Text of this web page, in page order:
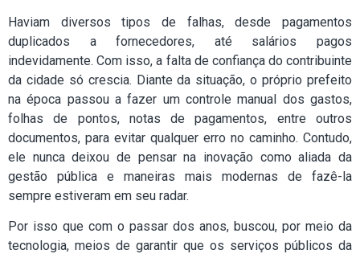
Haviam diversos tipos de falhas, desde pagamentos
duplicados a fornecedores, até salários pagos
indevidamente. Com isso, a falta de confiança do contribuinte
da cidade só crescia. Diante da situação, o próprio prefeito
na época passou a fazer um controle manual dos gastos,
folhas de pontos, notas de pagamentos, entre outros
documentos, para evitar qualquer erro no caminho. Contudo,
ele nunca deixou de pensar na inovação como aliada da
gestão pública e maneiras mais modernas de fazê-la
sempre estiveram em seu radar.
Por isso que com o passar dos anos, buscou, por meio da
tecnologia, meios de garantir que os serviços públicos da